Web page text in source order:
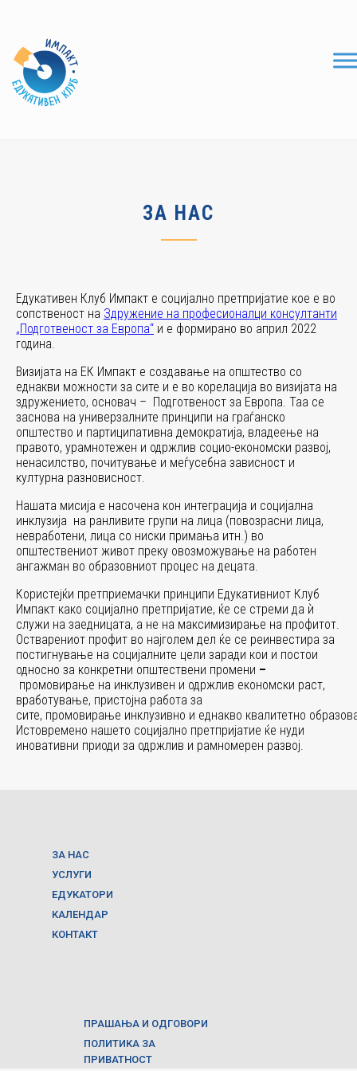
ЗА НАС
Едукативен Клуб Импакт е социјално претпријатие кое е во
сопственост на Здружение на професионалци консултанти
„Подготвеност за Европа“ и е формирано во април 2022
година.
Визијата на ЕК Импакт е создавање на општество со
еднакви можности за сите и е во корелација во визијата на
здружението, основач – Подготвеност за Европа. Таа се
заснова на универзалните принципи на граѓанско
општество и партиципативна демократија, владеење на
правото, урамнотежен и одржлив социо-економски развој,
ненасилство, почитување и меѓусебна зависност и
културна разновисност.
Нашата мисија е насочена кон интеграција и социјална
инклузија на ранливите групи на лица (повозрасни лица,
невработени, лица со ниски примања итн.) во
општествениот живот преку овозможување на работен
ангажман во образовниот процес на децата.
Користејќи претприемачки принципи Едукативниот Клуб
Импакт како социјално претпријатие, ќе се стреми да ѝ
служи на заедницата, а не на максимизирање на профитот.
Остварениот профит во најголем дел ќе се реинвестира за
постигнување на социјалните цели заради кои и постои
односно за конкретни општествени промени –
промовирање на инклузивен и одржлив економски раст,
вработување, пристојна работа за
сите, промовирање инклузивно и еднакво квалитетно
Истовремено нашето социјално претпријатие ќе нуди
иновативни приоди за одржлив и рамномерен развој.
ЗА НАС
УСЛУГИ
ЕДУКАТОРИ
КАЛЕНДАР
КОНТАКТ
ПРАШАЊА И ОДГОВОРИ
ПОЛИТИКА ЗА
ПРИВАТНОСТ